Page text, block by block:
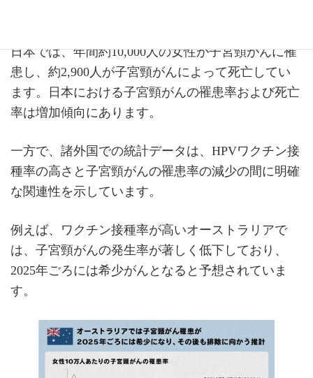
日本では、年間約10,000人の女性が子宮頸がんに罹
患し、約2,900人が子宮頸がんによって死亡してい
ます。日本における子宮頸がんの罹患率および死亡
率は増加傾向にあります。
一方で、諸外国での統計データは、HPVワクチン接
種率の高さと子宮頸がんの罹患率の減少の間に明確
な関連性を示しています。
例えば、ワクチン接種率が高いオーストラリアで
は、子宮頸がんの発生率が著しく低下しており、
2025年ごろには希少がんとなると予想されていま
す。